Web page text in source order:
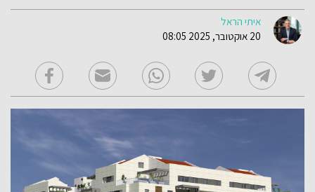
איתי הראל
20 אוקטובר, 2025 08:05